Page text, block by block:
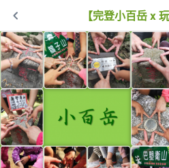
【完登小百岳 x